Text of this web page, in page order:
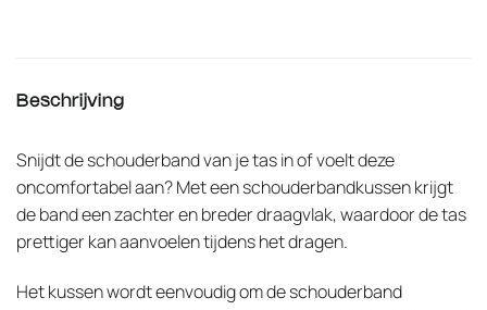
Beschrijving
Snijdt de schouderband van je tas in of voelt deze
oncomfortabel aan? Met een schouderbandkussen krijgt
de band een zachter en breder draagvlak, waardoor de tas
prettiger kan aanvoelen tijdens het dragen.
Het kussen wordt eenvoudig om de schouderband